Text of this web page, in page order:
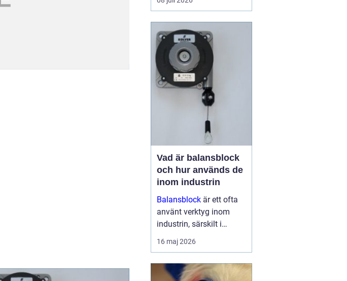
samtidigt kraftfull dator
kreativitet. Med apples
egna chip har serien
tagit...
Vad är balansblock
och hur används de
inom industrin
Balansblock är ett ofta
använt verktyg inom
industrin, särskilt i
verkstads- och
produktionsmiljöer, där
effektivisera
16 maj 2026